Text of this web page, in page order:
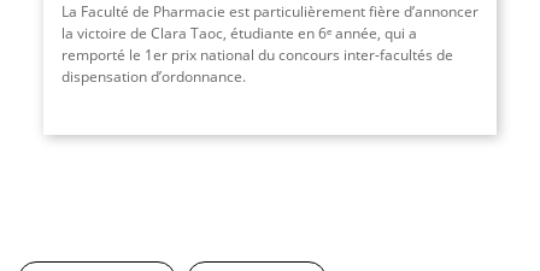
La Faculté de Pharmacie est particulièrement fière d’annoncer
la victoire de Clara Taoc, étudiante en 6ᵉ année, qui a
remporté le 1er prix national du concours inter-facultés de
dispensation d’ordonnance.